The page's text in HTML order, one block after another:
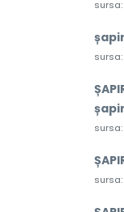
sursa:
sursa:
sursa:
sursa: